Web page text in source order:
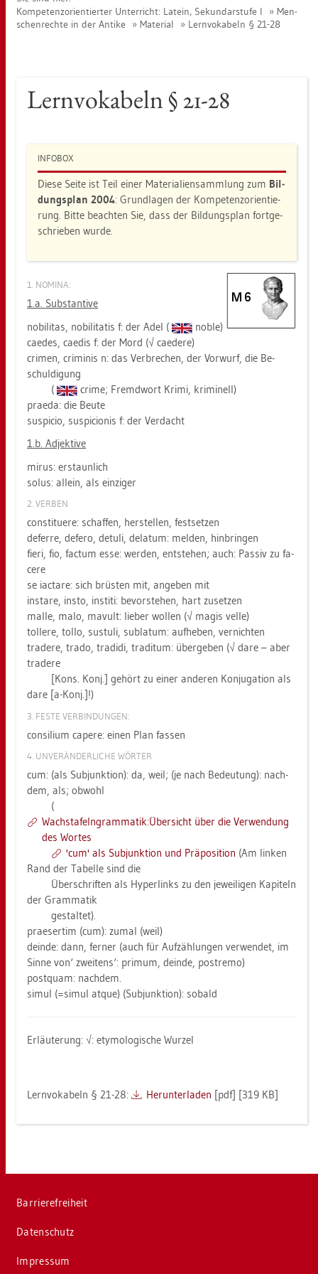
Kom­pe­tenz­ori­en­tier­ter Un­ter­richt: La­tein, Se­kun­dar­stu­fe I
Men­
schen­rech­te in der An­ti­ke
Ma­te­ri­al Lern­vo­ka­beln § 21-28
Lern­vo­ka­beln § 21-28
IN­FO­BOX
Diese Seite ist Teil einer Ma­te­ria­li­en­samm­lung zum Bil­
dungs­plan 2004: Grund­la­gen der Kom­pe­tenz­ori­en­tie­
rung. Bitte be­ach­ten Sie, dass der Bil­dungs­plan fort­ge­
schrie­ben wurde.
1. NO­MI­NA:
1.a. Sub­stan­ti­ve
no­bi­li­tas, no­bi­li­ta­tis f: der Adel (
noble)
cae­des, cae­dis f: der Mord (√ cae­de­re)
cri­men, cri­mi­nis n: das Ver­bre­chen, der Vor­wurf, die Be­
schul­di­gung
(
crime; Fremd­wort Krimi, kri­mi­nell)
pra­e­da: die Beute
sus­pi­cio, sus­pi­cio­nis f: der Ver­dacht
1.b. Ad­jek­ti­ve
mirus: er­staun­lich
solus: al­lein, als ein­zi­ger
2. VER­BEN
con­sti­tue­re: schaf­fen, her­stel­len, fest­set­zen
de­fer­re, de­fe­ro, de­tu­li, de­la­tum: mel­den, hin­brin­gen
fieri, fio, fac­tum esse: wer­den, ent­ste­hen; auch: Pas­siv zu fa­
ce­re
se iac­ta­re: sich brüs­ten mit, an­ge­ben mit
in­sta­re, insto, in­sti­ti: be­vor­ste­hen, hart zu­set­zen
malle, malo, ma­vult: lie­ber wol­len (√ magis velle)
tol­le­re, tollo, sus­tu­li, su­b­la­tum: auf­he­ben, ver­nich­ten
tra­de­re, trado, tra­di­di, tra­ditum: über­ge­ben (√ dare – aber
tra­de­re
[Kons. Konj.] ge­hört zu einer an­de­ren Kon­ju­ga­ti­on als
dare [a-Konj.]!)
3. FESTE VER­BIN­DUN­GEN:
con­si­li­um cape­re: einen Plan fas­sen
4. UN­VER­ÄN­DER­LI­CHE WÖR­TER
cum: (als Sub­junk­ti­on): da, weil; (je nach Be­deu­tung): nach­
dem, als; ob­wohl
(
Wach­s­ta­feln­gram­ma­tik:Über­sicht über die Ver­wen­dung
des Wor­tes
'cum' als Sub­junk­ti­on und Prä­po­si­ti­on (Am lin­ken
Rand der Ta­bel­le sind die
Über­schrif­ten als Hy­per­links zu den je­wei­li­gen Ka­pi­teln
der Gram­ma­tik
ge­stal­tet).
pra­e­ser­tim (cum): zumal (weil)
de­inde: dann, fer­ner (auch für Auf­zäh­lun­gen ver­wen­det, im
Sinne von‘ zwei­tens‘: pri­mum, de­inde, postre­mo)
post­quam: nach­dem.
simul (=simul atque) (Sub­junk­ti­on): so­bald
Er­läu­te­rung: √: ety­mo­lo­gi­sche Wur­zel
Lern­vo­ka­beln § 21-28: Her­un­ter­la­den [pdf] [319 KB]
Bar­rie­re­frei­heit
Da­ten­schutz
Im­pres­sum